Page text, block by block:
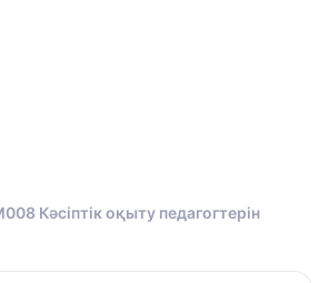
Кәсіптік оқыту педагогтерін